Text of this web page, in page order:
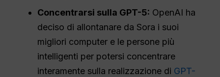
Concentrarsi sulla GPT-5: OpenAI ha
deciso di allontanare da Sora i suoi
migliori computer e le persone più
intelligenti per potersi concentrare
interamente sulla realizzazione di GPT-